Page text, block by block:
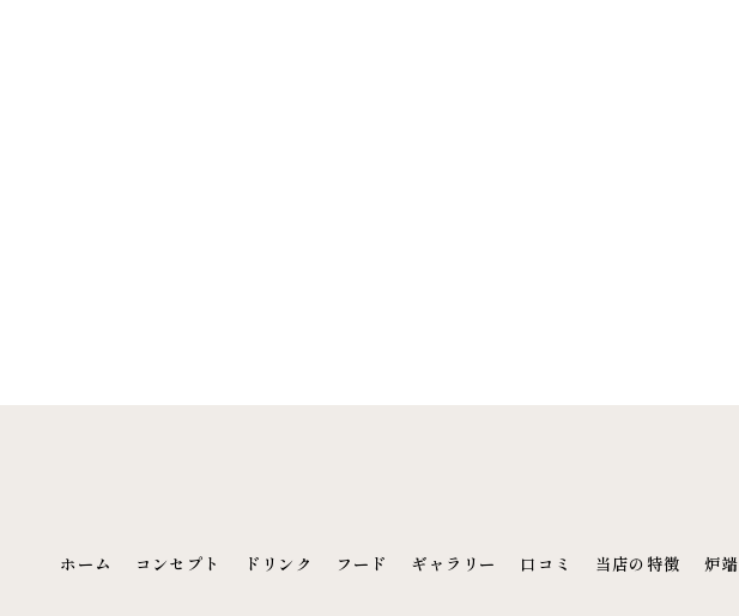
ホーム コンセプト ドリンク フード ギャラリー 口コミ 当店の特徴 炉端